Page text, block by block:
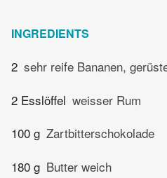
INGREDIENTS
2 sehr reife Bananen,
2 Esslöffel weisser Rum
100 g Zartbitterschokolade
180 g Butter weich